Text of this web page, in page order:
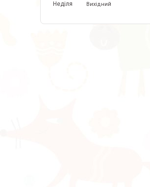
Неділя Вихідний